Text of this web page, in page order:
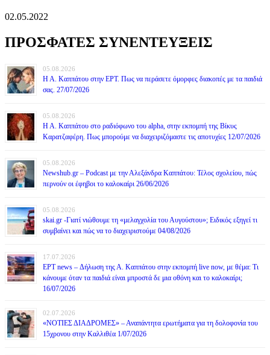
02.05.2022
ΠΡΟΣΦΑΤΕΣ ΣΥΝΕΝΤΕΥΞΕΙΣ
05.08.2026
Η Α. Καππάτου στην ΕΡΤ. Πως να περάσετε όμορφες διακοπές με τα παιδιά
σας. 27/07/2026
05.08.2026
Η Α. Καππάτου στο ραδιόφωνο του alpha, στην εκπομπή της Βίκυς
Καρατζαφέρη. Πως μπορούμε να διαχειριζόμαστε τις αποτυχίες 12/07/2026
05.08.2026
Newshub.gr – Podcast με την Αλεξάνδρα Καππάτου: Τέλος σχολείου, πώς
περνούν οι έφηβοι το καλοκαίρι 26/06/2026
05.08.2026
skai.gr -Γιατί νιώθουμε τη «μελαγχολία του Αυγούστου»; Ειδικός εξηγεί τι
συμβαίνει και πώς να το διαχειριστούμε 04/08/2026
17.07.2026
ΕΡΤ news – Δήλωση της Α. Καππάτου στην εκπομπή live now, με θέμα: Τι
κάνουμε όταν τα παιδιά είναι μπροστά δε μια οθόνη και το καλοκαίρι;
16/07/2026
02.07.2026
«ΝΟΤΙΕΣ ΔΙΑΔΡΟΜΕΣ» – Αναπάντητα ερωτήματα για τη δολοφονία του
15χρονου στην Καλλιθέα 1/07/2026